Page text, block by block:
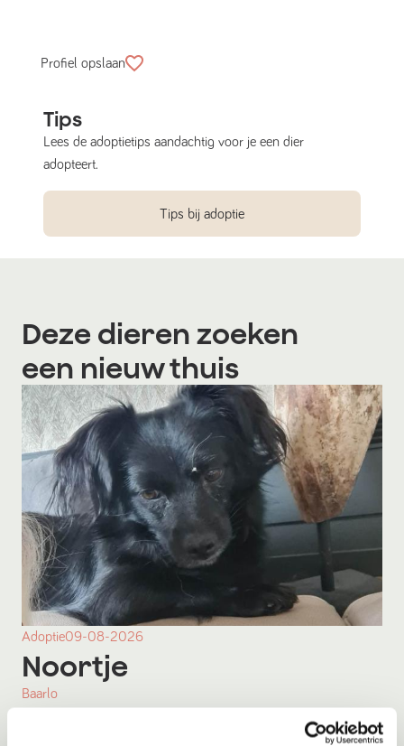
Profiel opslaan
Tips
Lees de adoptietips aandachtig voor je een dier
adopteert.
Tips bij adoptie
Deze dieren zoeken
een nieuw thuis
Adoptie09-08-2026
Noortje
Baarlo